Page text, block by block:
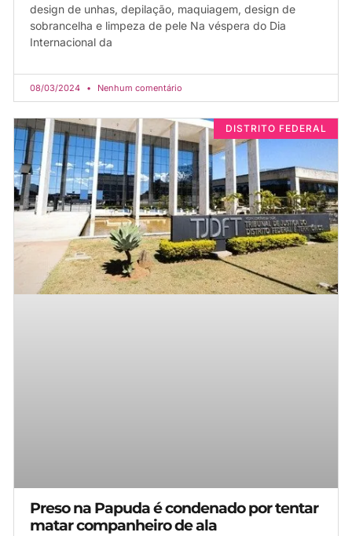
design de unhas, depilação, maquiagem, design de
sobrancelha e limpeza de pele Na véspera do Dia
Internacional da
08/03/2024 Nenhum comentário
DISTRITO FEDERAL
Preso na Papuda é condenado por tentar
matar companheiro de ala